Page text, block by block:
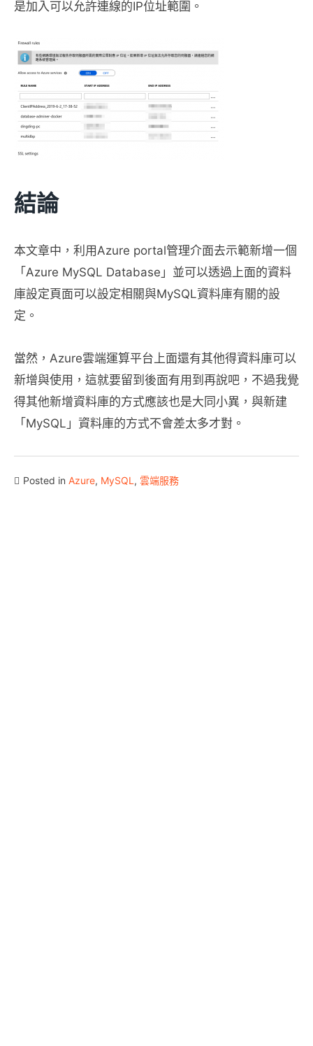
是加入可以允許連線的IP位址範圍。
結論
本文章中，利用Azure portal管理介面去示範新增一個
「Azure MySQL Database」並可以透過上面的資料
庫設定頁面可以設定相關與MySQL資料庫有關的設
定。
當然，Azure雲端運算平台上面還有其他得資料庫可以
新增與使用，這就要留到後面有用到再說吧，不過我覺
得其他新增資料庫的方式應該也是大同小異，與新建
「MySQL」資料庫的方式不會差太多才對。
Posted in Azure, MySQL , 雲端服務